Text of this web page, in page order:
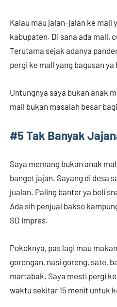
Kalau mau jalan-jalan ke mall
kabupaten. Di sana ada mall,
Terutama sejak adanya
pergi ke mall yang bagusan
Untungnya saya bukan anak
mall bukan masalah besar
#5 Tak Banyak
Saya memang bukan anak
banget jajan. Sayang di desa
jualan. Paling banter ya beli
Ada sih penjual bakso
SD impres.
Pokoknya, pas lagi mau
gorengan, nasi goreng, sate,
martabak. Saya mesti pergi
waktu sekitar 15 menit untuk